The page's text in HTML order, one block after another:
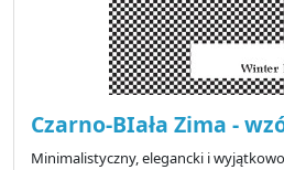
Czarno-BIała Zima -
Minimalistyczny, elegancki i